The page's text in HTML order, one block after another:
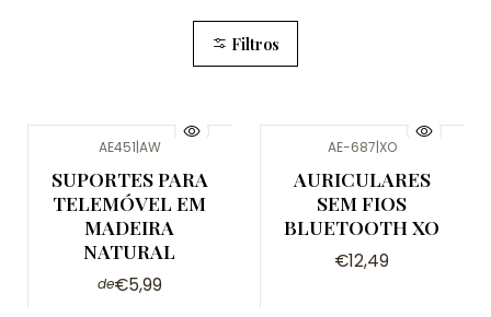
Filtros
AE451|AW
SUPORTES PARA
TELEMÓVEL EM
MADEIRA
NATURAL
de€5,99
AE-687|XO
AURICULARES
SEM FIOS
BLUETOOTH XO
€12,49